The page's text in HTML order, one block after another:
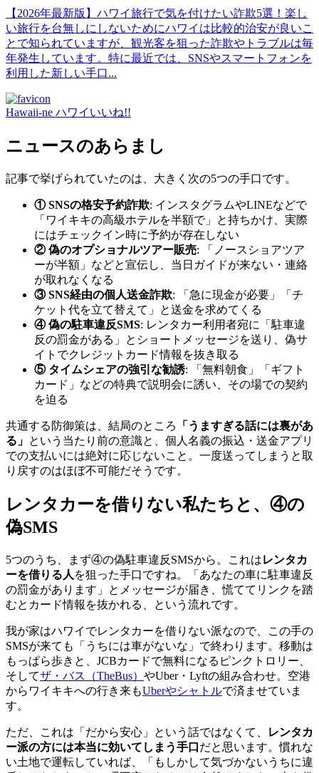
【2026年最新版】ハワイ旅行で気を付けたい詐欺5選！楽し
い旅行を台無しにしないためにハワイは比較的治安が良いこ
とで知られていますが、観光客を狙った詐欺やトラブルは毎
年発生しています。特に最近では、SNSやスマートフォンを
利用した新しい手口...
Hawaii-ne ハワイいいね!!
ニュースのあらまし
記事で挙げられていたのは、大きく次の5つの手口です。
① SNSの格安予約詐欺: インスタグラムやLINEなどで
「ワイキキの高級ホテルを半額で」と持ちかけ、実際
にはチェックイン時に予約が存在しない
② 偽のオプショナルツアー販売: 「ノースショアツア
ーが半額」などと宣伝し、当日ガイドが来ない・連絡
が取れなくなる
③ SNS経由の個人送金詐欺: 「急に現金が必要」「チ
ケット代を立て替えて」と送金を求めてくる
④ 偽の駐車違反SMS: レンタカー利用者宛に「駐車違
反の罰金がある」とショートメッセージを送り、偽サ
イトでクレジットカード情報を抜き取る
⑤ タイムシェアの強引な勧誘: 「無料朝食」「ギフト
カード」などの特典で説明会に誘い、その場での契約
を迫る
共通する防御策は、結局のところ
「うますぎる話には裏があ
る」 という当たり前の意識と、個人名義の振込・送金アプリ
での支払いには絶対に応じないこと。一度送ってしまうと取
り戻すのはほぼ不可能だそうです。
レンタカーを借りない私たちと、④の
偽SMS
5つのうち、まず④の偽駐車違反SMSから。これはレンタカ
ーを借りる人 を狙った手口ですね。「あなたの車に駐車違反
の罰金があります」とメッセージが届き、慌ててリンクを踏
むとカード情報を抜かれる、という流れです。
我が家はハワイでレンタカーを借りない派なので、この手の
SMSが来ても「うちには車がないな」で終わります。移動は
もっぱら歩きと、JCBカードで無料になるピンクトロリー、
そしてザ・バス（TheBus） やUber・Lyftの組み合わせ。空港
からワイキキへの行き来もUberやシャトルで済ませていま
す。
ただ、これは「だから安心」という話ではなくて、
レンタカ
ー派の方には本当に効いてしまう手口 だと思います。慣れな
い土地で運転していれば、「もしかして気づかないうちに違